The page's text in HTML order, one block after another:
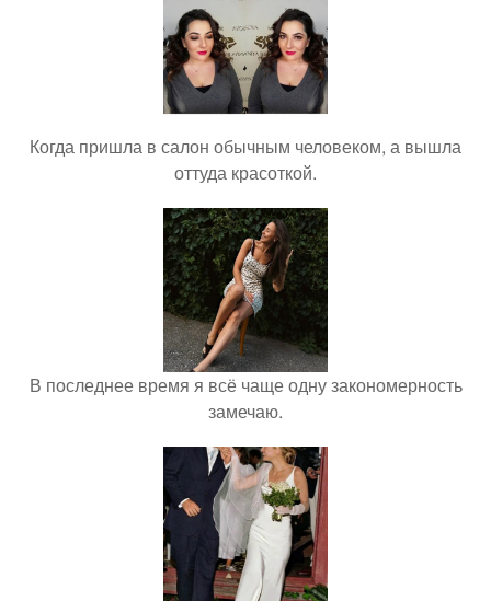
Когда пришла в салон обычным человеком, а вышла
оттуда красоткой.
В последнее время я всё чаще одну закономерность
замечаю.